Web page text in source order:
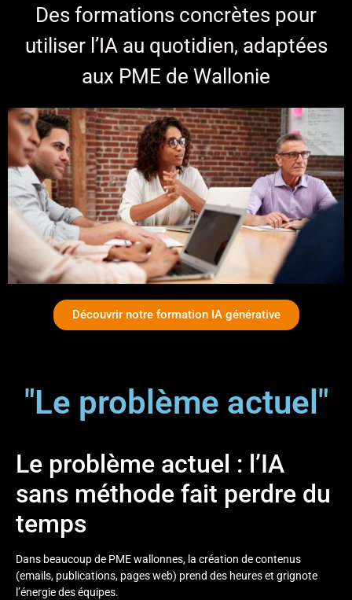
Des formations concrètes pour
utiliser l’IA au quotidien, adaptées
aux PME de Wallonie
Découvrir notre formation IA générative
"Le problème actuel"
Le problème actuel : l’IA
sans méthode fait perdre du
temps
Dans beaucoup de PME wallonnes, la création de contenus
(emails, publications, pages web) prend des heures et grignote
l’énergie des équipes.